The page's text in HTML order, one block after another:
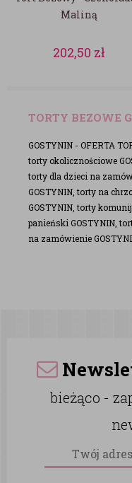
Maliną
202,50 zł
TORTY BEZOWE
GOSTYNIN - OFERTA
torty okolicznościowe
torty dla dzieci na
GOSTYNIN, torty na
GOSTYNIN, torty
panieński GOSTYNIN,
na zamówienie
bieżąco -